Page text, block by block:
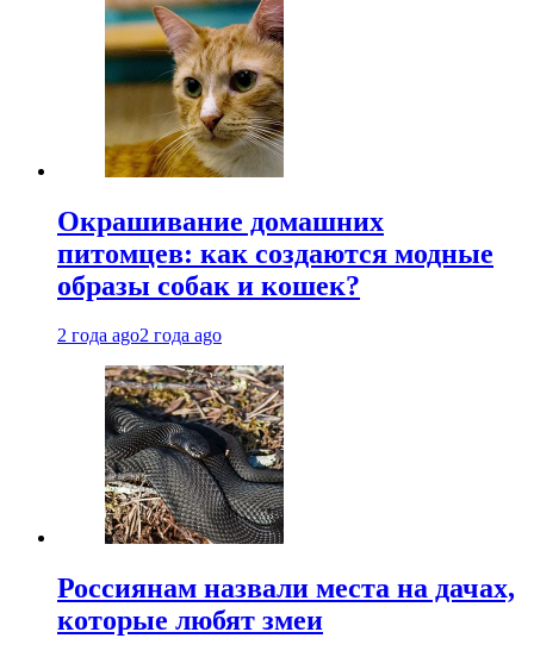
Окрашивание домашних
питомцев: как создаются модные
образы собак и кошек?
2 года ago2 года ago
Россиянам назвали места на дачах,
которые любят змеи